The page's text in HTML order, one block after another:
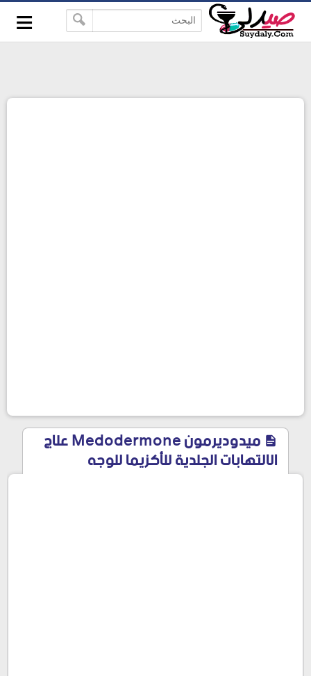
-->
google-site-verification=pbBDctPvwZJkSEHg2-
vmZ_yu86_9u3jQJgGN9H2FF9w
≡
ميدوديرمون Medodermone علاج
الالتهابات الجلدية للأكزيما للوجه